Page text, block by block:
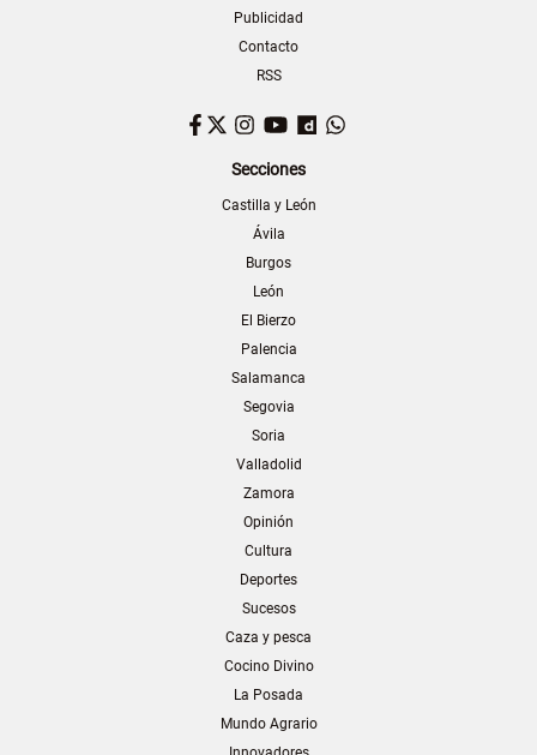
Publicidad
Contacto
RSS
Facebook
TwitterInstagram
YouTubeDailymotion
Secciones
Castilla y León
Ávila
Burgos
León
El Bierzo
Palencia
Salamanca
Segovia
Soria
Valladolid
Zamora
Opinión
Cultura
Deportes
Sucesos
Caza y pesca
Cocino Divino
La Posada
Mundo Agrario